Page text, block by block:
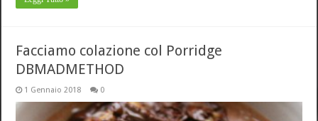
Facciamo colazione col Porridge
DBMADMETHOD
1 Gennaio 2018 0